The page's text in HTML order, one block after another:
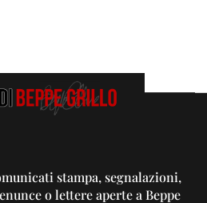
stampa, segnalazioni,
o lettere aperte a Beppe